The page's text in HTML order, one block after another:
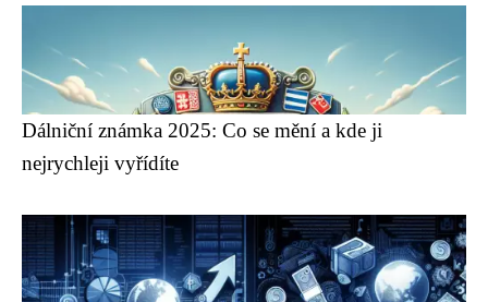
Dálniční známka 2025: Co se mění a kde ji
nejrychleji vyřídíte